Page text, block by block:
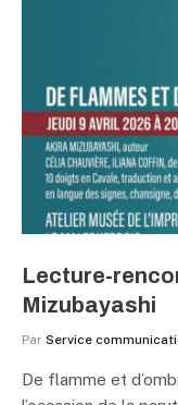
Lecture-
Mizubayashi
Par Service
De flamme et